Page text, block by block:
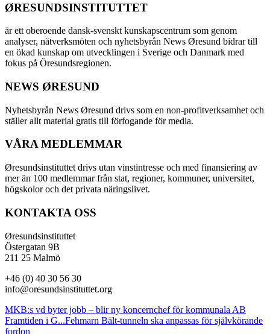
ØRESUNDSINSTITUTTET
är ett oberoende dansk-svenskt kunskapscentrum som genom
analyser, nätverksmöten och nyhetsbyrån News Øresund bidrar till
en ökad kunskap om utvecklingen i Sverige och Danmark med
fokus på Öresundsregionen.
NEWS ØRESUND
Nyhetsbyrån News Øresund drivs som en non-profitverksamhet och
ställer allt material gratis till förfogande för media.
VÅRA MEDLEMMAR
Øresundsinstituttet drivs utan vinst­intresse och med finansiering av
mer än 100 medlemmar från stat, regioner, kommuner, universitet,
högskolor och det privata näringslivet.
KONTAKTA OSS
Øresundsinstituttet
Östergatan 9B
211 25 Malmö
+46 (0) 40 30 56 30
info@oresundsinstituttet.org
MKB:s vd byter jobb – blir ny koncernchef för kommunala AB
Framtiden i G...Fehmarn Bält-tunneln ska anpassas för självkörande
fordon